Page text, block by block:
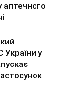
аптечного
у